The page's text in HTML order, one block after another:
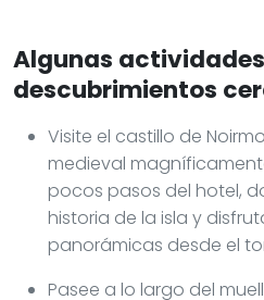
Algunas
descubrimientos
Visite el castillo de
medieval
pocos pasos del hotel,
historia de la isla y
panorámicas desde el
Pasee a lo largo del